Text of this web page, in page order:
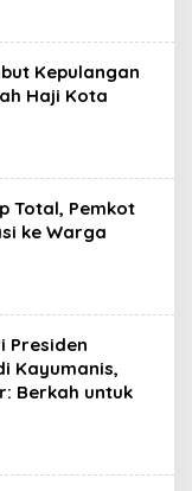
Kepulangan
Haji Kota
Total, Pemkot
ke Warga
Presiden
Kayumanis,
Berkah untuk